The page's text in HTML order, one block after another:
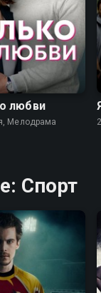
любви
Мелодрама
Спорт